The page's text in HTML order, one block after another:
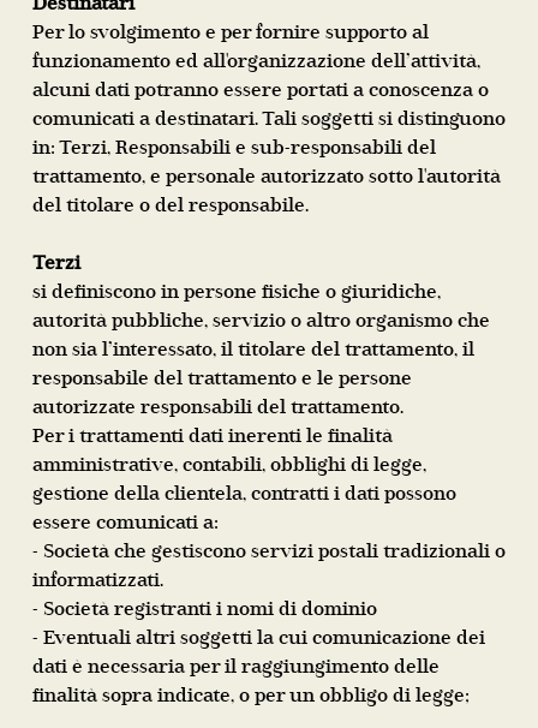
Per lo svolgimento e per fornire supporto al
funzionamento ed all'organizzazione dell’attività,
alcuni dati potranno essere portati a conoscenza o
comunicati a destinatari. Tali soggetti si distinguono
in: Terzi, Responsabili e sub-responsabili del
trattamento, e personale autorizzato sotto l'autorità
del titolare o del responsabile.
Terzi
si definiscono in persone fisiche o giuridiche,
autorità pubbliche, servizio o altro organismo che
non sia l’interessato, il titolare del trattamento, il
responsabile del trattamento e le persone
autorizzate responsabili del trattamento.
Per i trattamenti dati inerenti le finalità
amministrative, contabili, obblighi di legge,
gestione della clientela, contratti i dati possono
essere comunicati a:
- Società che gestiscono servizi postali tradizionali o
informatizzati.
- Società registranti i nomi di dominio
- Eventuali altri soggetti la cui comunicazione dei
dati è necessaria per il raggiungimento delle
finalità sopra indicate, o per un obbligo di legge;